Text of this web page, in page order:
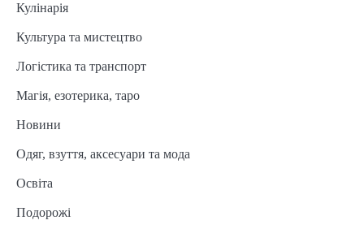
Кулінарія
Культура та мистецтво
Логістика та транспорт
Магія, езотерика, таро
Новини
Одяг, взуття, аксесуари та мода
Освіта
Подорожі